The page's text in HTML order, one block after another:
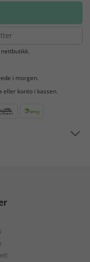
i morgen.
eller konto i kassen.